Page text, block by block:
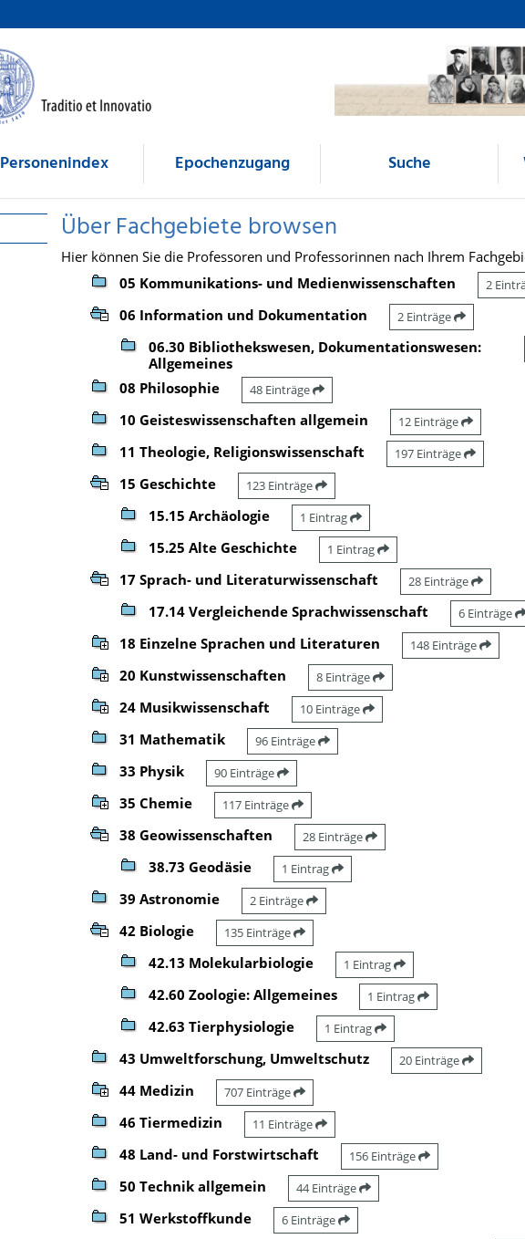
Personenindex Epochenzugang Suche
Über Fachgebiete browsen
Hier können Sie die Professoren und Professorinnen nach Ihrem
05 Kommunikations- und Medienwissenschaften
2
06 Information und Dokumentation 2 Einträge
06.30 Bibliothekswesen, Dokumentationswesen:
Allgemeines
08 Philosophie 48 Einträge
10 Geisteswissenschaften allgemein 12 Einträge
11 Theologie, Religionswissenschaft 197 Einträge
15 Geschichte 123 Einträge
15.15 Archäologie 1 Eintrag
15.25 Alte Geschichte 1 Eintrag
17 Sprach- und Literaturwissenschaft 28 Einträge
17.14 Vergleichende Sprachwissenschaft 6 Einträge
18 Einzelne Sprachen und Literaturen 148 Einträge
20 Kunstwissenschaften 8 Einträge
24 Musikwissenschaft 10 Einträge
31 Mathematik 96 Einträge
33 Physik 90 Einträge
35 Chemie 117 Einträge
38 Geowissenschaften 28 Einträge
38.73 Geodäsie 1 Eintrag
39 Astronomie 2 Einträge
42 Biologie 135 Einträge
42.13 Molekularbiologie 1 Eintrag
42.60 Zoologie: Allgemeines 1 Eintrag
42.63 Tierphysiologie 1 Eintrag
43 Umweltforschung, Umweltschutz 20 Einträge
44 Medizin 707 Einträge
46 Tiermedizin 11 Einträge
48 Land- und Forstwirtschaft 156 Einträge
50 Technik allgemein 44 Einträge
51 Werkstoffkunde 6 Einträge